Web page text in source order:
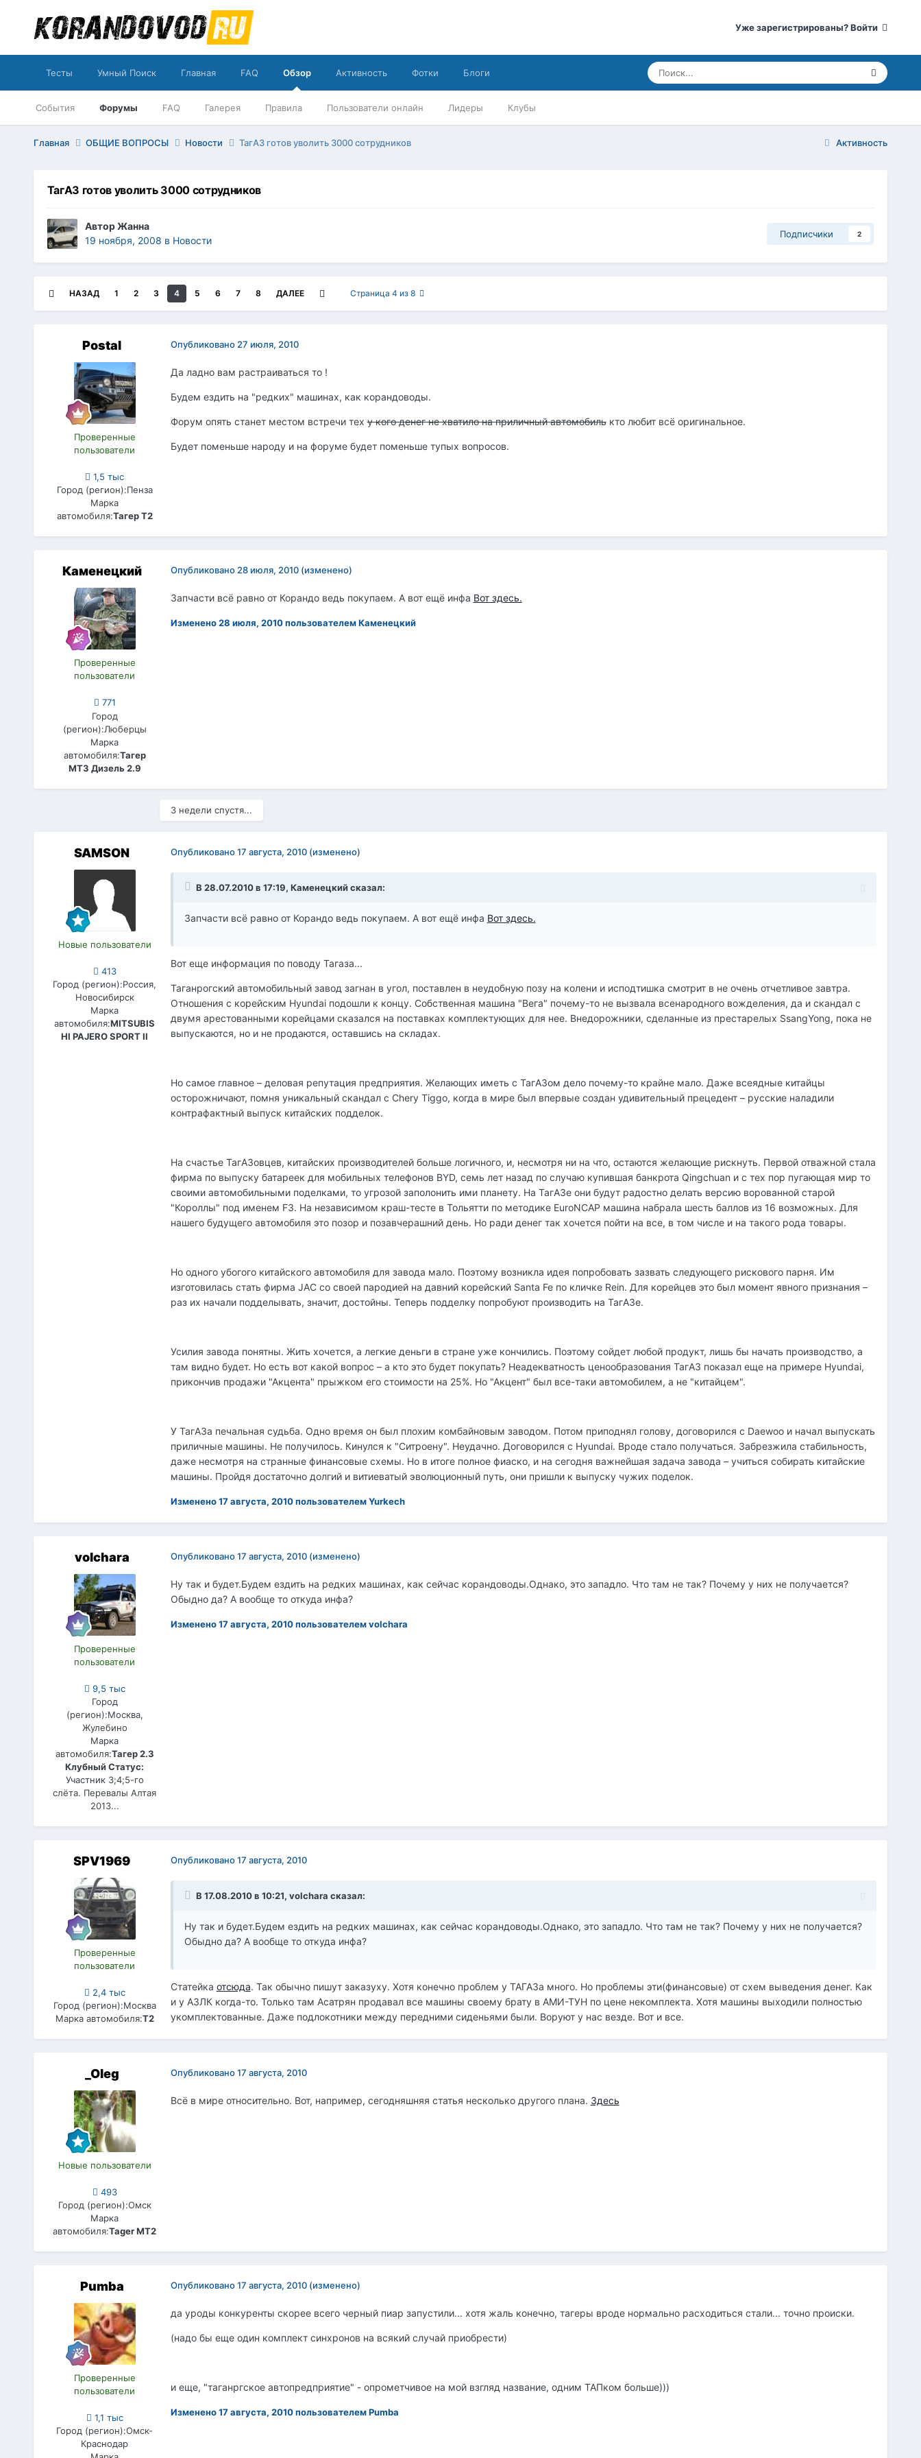
Уже зарегистрированы? Войти
Тесты Умный Поиск Главная FAQ Обзор
События Форумы FAQ Галерея Правила Пользователи онлайн Лидеры Клубы
Активность Фотки Блоги
Активность
Главная ОБЩИЕ ВОПРОСЫ Новости ТагАЗ готов уволить 3000 сотрудников
ТагАЗ готов уволить 3000 сотрудников
Автор Жанна
19 ноября, 2008 в Новости
Подписчики 2
НАЗАД 1 2 3 4 5 6 7 8 ДАЛЕЕ Страница 4 из 8
Postal
Проверенные
пользователи
1,5 тыс
Город (регион):Пенза
Марка
автомобиля:Тагер Т2
Опубликовано 27 июля, 2010
Да ладно вам растраиваться то !
Будем ездить на "редких" машинах, как корандоводы.
Форум опять станет местом встречи теху кого денег не хватило на приличный автомобилькто любит всё оригинальное.
Будет поменьше народу и на форуме будет поменьше тупых вопросов.
Каменецкий
Проверенные
пользователи
771
Город
(регион):Люберцы
Марка
автомобиля:Тагер
МТ3 Дизель 2.9
Опубликовано 28 июля, 2010 (изменено)
Запчасти всё равно от Корандо ведь покупаем. А вот ещё инфа Вот здесь.
Изменено28 июля, 2010пользователем Каменецкий
3 недели спустя...
SAMSON
Новые пользователи
413
Город (регион):Россия,
Новосибирск
Марка
автомобиля:MITSUBIS
HI PAJERO SPORT II
Опубликовано17 августа, 2010 (изменено)
В 28.07.2010 в 17:19, Каменецкий сказал:
Запчасти всё равно от Корандо ведь покупаем. А вот ещё инфа Вот здесь.
Вот еще информация по поводу Тагаза...
Таганрогский автомобильный завод загнан в угол, поставлен в неудобную позу на колени и исподтишка смотрит в не очень отчетливое завтра.
Отношения с корейским Hyundai подошли к концу. Собственная машина "Вега" почему-то не вызвала всенародного вожделения, да и скандал с
двумя арестованными корейцами сказался на поставках комплектующих для нее. Внедорожники, сделанные из престарелых SsangYong, пока не
выпускаются, но и не продаются, оставшись на складах.
Но самое главное – деловая репутация предприятия. Желающих иметь с ТагАЗом дело почему-то крайне мало. Даже всеядные китайцы
осторожничают, помня уникальный скандал с Chery Tiggo, когда в мире был впервые создан удивительный прецедент – русские наладили
контрафактный выпуск китайских подделок.
На счастье ТагАЗовцев, китайских производителей больше логичного, и, несмотря ни на что, остаются желающие рискнуть. Первой отважной стала
фирма по выпуску батареек для мобильных телефонов BYD, семь лет назад по случаю купившая банкрота Qingchuan и с тех пор пугающая мир то
своими автомобильными поделками, то угрозой заполонить ими планету. На ТагАЗе они будут радостно делать версию ворованной старой
"Короллы" под именем F3. На независимом краш-тесте в Тольятти по методике EuroNCAP машина набрала шесть баллов из 16 возможных. Для
нашего будущего автомобиля это позор и позавчерашний день. Но ради денег так хочется пойти на все, в том числе и на такого рода товары.
Но одного убогого китайского автомобиля для завода мало. Поэтому возникла идея попробовать зазвать следующего рискового парня. Им
изготовилась стать фирма JAC со своей пародией на давний корейский Santa Fe по кличке Rein. Для корейцев это был момент явного признания –
раз их начали подделывать, значит, достойны. Теперь подделку попробуют производить на ТагАЗе.
Усилия завода понятны. Жить хочется, а легкие деньги в стране уже кончились. Поэтому сойдет любой продукт, лишь бы начать производство, а
там видно будет. Но есть вот какой вопрос – а кто это будет покупать? Неадекватность ценообразования ТагАЗ показал еще на примере Hyundai,
прикончив продажи "Акцента" прыжком его стоимости на 25%. Но "Акцент" был все-таки автомобилем, а не "китайцем".
У ТагАЗа печальная судьба. Одно время он был плохим комбайновым заводом. Потом приподнял голову, договорился с Daewoo и начал выпускать
приличные машины. Не получилось. Кинулся к "Ситроену". Неудачно. Договорился с Hyundai. Вроде стало получаться. Забрезжила стабильность,
даже несмотря на странные финансовые схемы. Но в итоге полное фиаско, и на сегодня важнейшая задача завода – учиться собирать китайские
машины. Пройдя достаточно долгий и витиеватый эволюционный путь, они пришли к выпуску чужих поделок.
Изменено17 августа, 2010пользователем Yurkech
volchara
Проверенные
пользователи
9,5 тыс
Город
(регион):Москва,
Жулебино
Марка
автомобиля:Тагер 2.3
Клубный Статус:
Участник 3;4;5-го
слёта. Перевалы Алтая
2013...
Опубликовано17 августа, 2010 (изменено)
Ну так и будет.Будем ездить на редких машинах, как сейчас корандоводы.Однако, это западло. Что там не так? Почему у них не получается?
Обыдно да? А вообще то откуда инфа?
Изменено17 августа, 2010пользователем volchara
SPV1969
Проверенные
пользователи
2,4 тыс
Город (регион):Москва
Марка автомобиля:Т2
Опубликовано17 августа, 2010
В 17.08.2010 в 10:21, volchara сказал:
Ну так и будет.Будем ездить на редких машинах, как сейчас корандоводы.Однако, это западло. Что там не так? Почему у них не получается?
Обыдно да? А вообще то откуда инфа?
Статейка отсюда. Так обычно пишут заказуху. Хотя конечно проблем у ТАГАЗа много. Но проблемы эти(финансовые) от схем выведения денег. Как
и у АЗЛК когда-то. Только там Асатрян продавал все машины своему брату в АМИ-ТУН по цене некомплекта. Хотя машины выходили полностью
укомплектованные. Даже подлокотники между передними сиденьями были. Воруют у нас везде. Вот и все.
_Oleg
Новые пользователи
493
Город (регион):Омск
Марка
автомобиля:Tager MT2
Опубликовано17 августа, 2010
Всё в мире относительно. Вот, например, сегодняшняя статья несколько другого плана. Здесь
Pumba
Проверенные
пользователи
1,1 тыс
Город (регион):Омск-
Краснодар
Опубликовано17 августа, 2010 (изменено)
да уроды конкуренты скорее всего черный пиар запустили... хотя жаль конечно, тагеры вроде нормально расходиться стали... точно происки.
(надо бы еще один комплект синхронов на всякий случай приобрести)
и еще, "таганргское автопредприятие" - опрометчивое на мой взгляд название, одним ТАПком больше)))
Изменено17 августа, 2010пользователем Pumba